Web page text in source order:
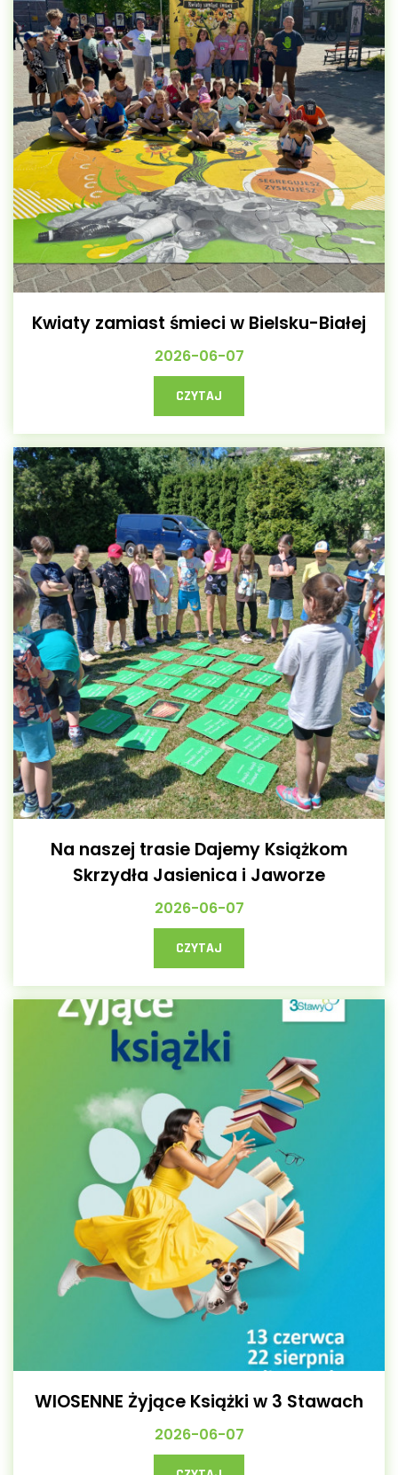
Kwiaty zamiast śmieci w Bielsku-Białej
2026-06-07
CZYTAJ
Na naszej trasie Dajemy Książkom
Skrzydła Jasienica i Jaworze
2026-06-07
CZYTAJ
WIOSENNE Żyjące Książki w 3 Stawach
2026-06-07